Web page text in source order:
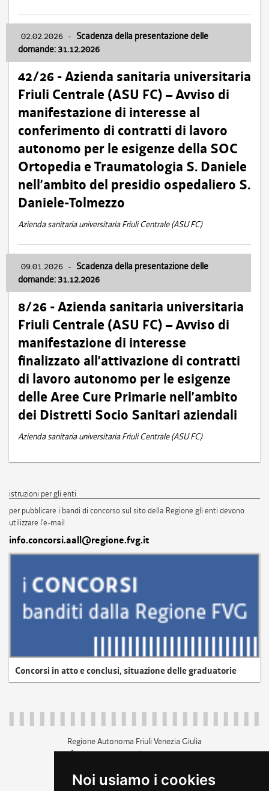
Noi usiamo i cookies
02.02.2026 - Scadenza della presentazione delle
domande: 31.12.2026
42/26 - Azienda sanitaria universitaria
Friuli Centrale (ASU FC) – Avviso di
manifestazione di interesse al
conferimento di contratti di lavoro
autonomo per le esigenze della SOC
Ortopedia e Traumatologia S. Daniele
nell’ambito del presidio ospedaliero S.
Daniele-Tolmezzo
Azienda sanitaria universitaria Friuli Centrale (ASU FC)
09.01.2026 - Scadenza della presentazione delle
domande: 31.12.2026
8/26 - Azienda sanitaria universitaria
Friuli Centrale (ASU FC) – Avviso di
manifestazione di interesse
finalizzato all’attivazione di contratti
di lavoro autonomo per le esigenze
delle Aree Cure Primarie nell’ambito
dei Distretti Socio Sanitari aziendali
Azienda sanitaria universitaria Friuli Centrale (ASU FC)
istruzioni per gli enti
per pubblicare i bandi di concorso sul sito della Regione gli enti devono
utilizzare l'e-mail
info.concorsi.aall@regione.fvg.it
Concorsi in atto e conclusi, situazione delle graduatorie
Regione Autonoma Friuli Venezia Giulia
c.f. 80014930327; p.iva 00526040324
+39 040 3771111